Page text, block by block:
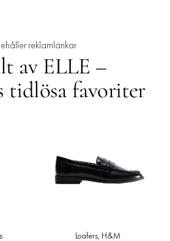
reklamlänkar
av ELLE –
tidlösa favoriter
Skjortjacka i ullmix, Arket